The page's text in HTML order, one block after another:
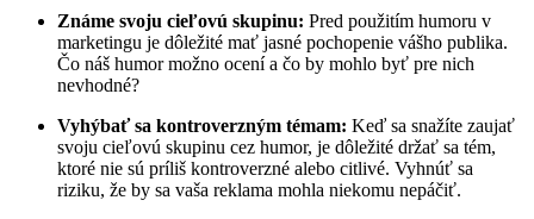
Známe svoju cieľovú skupinu: Pred použitím humoru v
marketingu je dôležité mať jasné pochopenie vášho publika.
Čo náš humor možno ocení a čo by mohlo byť pre nich
nevhodné?
Vyhýbať sa kontroverzným témam: Keď sa snažíte zaujať
svoju cieľovú skupinu cez humor, je dôležité držať sa tém,
ktoré nie sú príliš kontroverzné alebo citlivé. Vyhnúť sa
riziku, že by sa vaša reklama mohla niekomu nepáčiť.